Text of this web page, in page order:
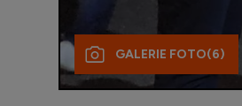
GALERIE FOTO(6)